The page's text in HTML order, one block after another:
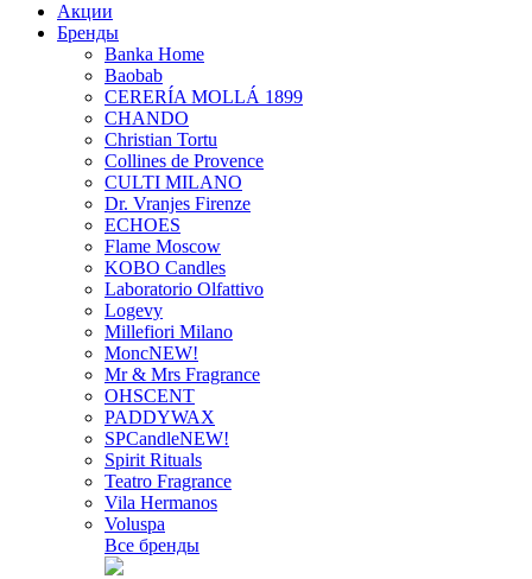
Акции
Бренды
Banka Home
Baobab
CERERÍA MOLLÁ 1899
CHANDO
Christian Tortu
Collines de Provence
CULTI MILANO
Dr. Vranjes Firenze
ECHOES
Flame Moscow
KOBO Candles
Laboratorio Olfattivo
Logevy
Millefiori Milano
MoncNEW!
Mr & Mrs Fragrance
OHSCENT
PADDYWAX
SPCandleNEW!
Spirit Rituals
Teatro Fragrance
Vila Hermanos
Voluspa
Все бренды